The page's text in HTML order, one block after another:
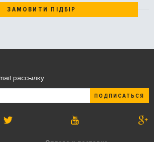
ЗАМОВИТИ ПІДБІР
рассылку
ПОДПИСАТЬСЯ